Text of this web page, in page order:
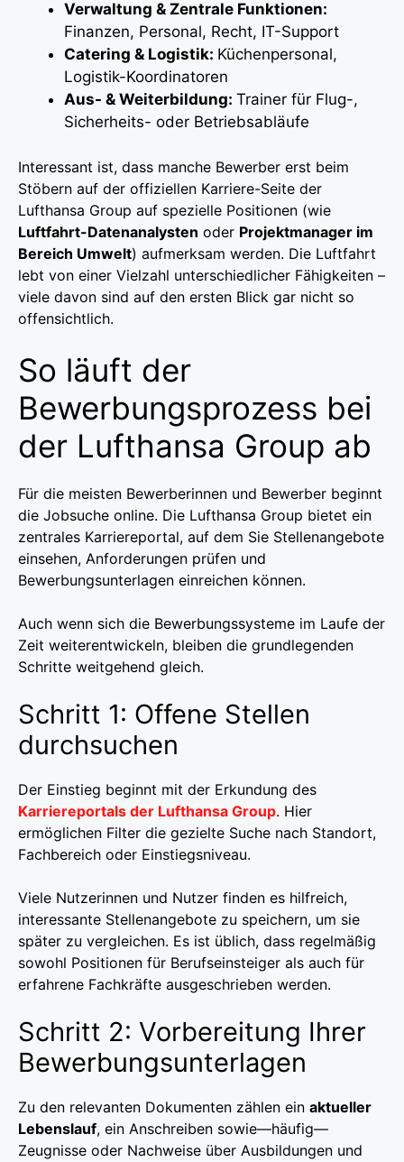
Verwaltung & Zentrale Funktionen:
Finanzen, Personal, Recht, IT-Support
Catering & Logistik: Küchenpersonal,
Logistik-Koordinatoren
Aus- & Weiterbildung: Trainer für Flug-,
Sicherheits- oder Betriebsabläufe
Interessant ist, dass manche Bewerber erst beim
Stöbern auf der offiziellen Karriere-Seite der
Lufthansa Group auf spezielle Positionen (wie
Luftfahrt-Datenanalysten oder Projektmanager im
Bereich Umwelt) aufmerksam werden. Die Luftfahrt
lebt von einer Vielzahl unterschiedlicher Fähigkeiten –
viele davon sind auf den ersten Blick gar nicht so
offensichtlich.
So läuft der
Bewerbungsprozess bei
der Lufthansa Group ab
Für die meisten Bewerberinnen und Bewerber beginnt
die Jobsuche online. Die Lufthansa Group bietet ein
zentrales Karriereportal, auf dem Sie Stellenangebote
einsehen, Anforderungen prüfen und
Bewerbungsunterlagen einreichen können.
Auch wenn sich die Bewerbungssysteme im Laufe der
Zeit weiterentwickeln, bleiben die grundlegenden
Schritte weitgehend gleich.
Schritt 1: Offene Stellen
durchsuchen
Der Einstieg beginnt mit der Erkundung des
Karriereportals der Lufthansa Group. Hier
ermöglichen Filter die gezielte Suche nach Standort,
Fachbereich oder Einstiegsniveau.
Viele Nutzerinnen und Nutzer finden es hilfreich,
interessante Stellenangebote zu speichern, um sie
später zu vergleichen. Es ist üblich, dass regelmäßig
sowohl Positionen für Berufseinsteiger als auch für
erfahrene Fachkräfte ausgeschrieben werden.
Schritt 2: Vorbereitung Ihrer
Bewerbungsunterlagen
Zu den relevanten Dokumenten zählen ein aktueller
Lebenslauf, ein Anschreiben sowie—häufig—
Zeugnisse oder Nachweise über Ausbildungen und